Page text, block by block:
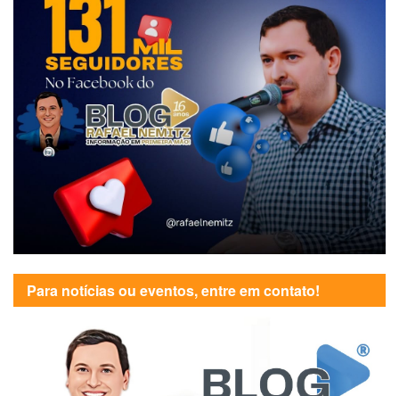
Para notícias ou eventos, entre em contato!